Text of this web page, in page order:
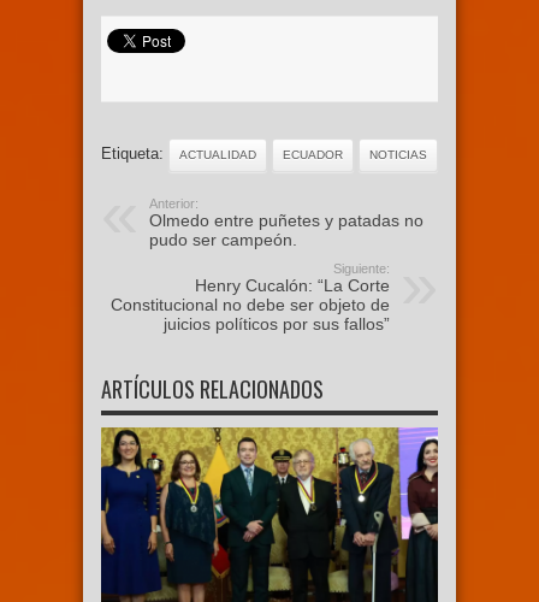
Etiqueta: ACTUALIDAD ECUADOR NOTICIAS
Anterior:
Olmedo entre puñetes y patadas no
pudo ser campeón.
Siguiente:
Henry Cucalón: “La Corte
Constitucional no debe ser objeto de
juicios políticos por sus fallos”
ARTÍCULOS RELACIONADOS